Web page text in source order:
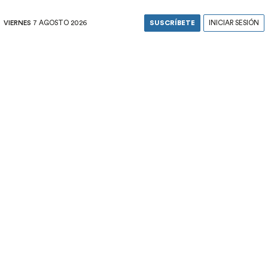
VIERNES 7 AGOSTO 2026 SUSCRÍBETE INICIAR SESIÓN